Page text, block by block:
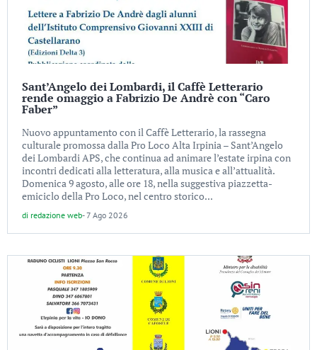
Sant’Angelo dei Lombardi, il Caffè Letterario
rende omaggio a Fabrizio De Andrè con “Caro
Faber”
Nuovo appuntamento con il Caffè Letterario, la rassegna
culturale promossa dalla Pro Loco Alta Irpinia – Sant’Angelo
dei Lombardi APS, che continua ad animare l’estate irpina con
incontri dedicati alla letteratura, alla musica e all’attualità.
Domenica 9 agosto, alle ore 18, nella suggestiva piazzetta-
emiciclo della Pro Loco, nel centro storico...
di redazione web-7 Ago 2026